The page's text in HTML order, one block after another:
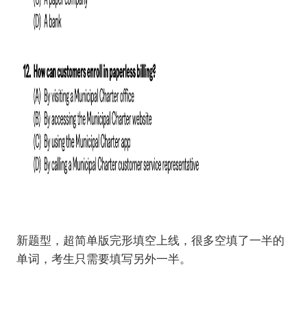
新题型，超简单版完形填空上线，很多空填了一半的
单词，考生只需要填写另外一半。